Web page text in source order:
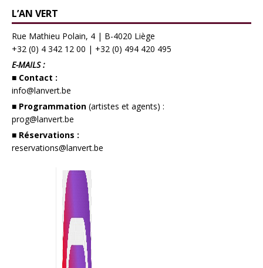
L’AN VERT
Rue Mathieu Polain, 4 | B-4020 Liège
+32 (0) 4 342 12 00 | +32 (0) 494 420 495
E-MAILS :
■ Contact :
info@lanvert.be
■ Programmation (artistes et agents) :
prog@lanvert.be
■ Réservations :
reservations@lanvert.be